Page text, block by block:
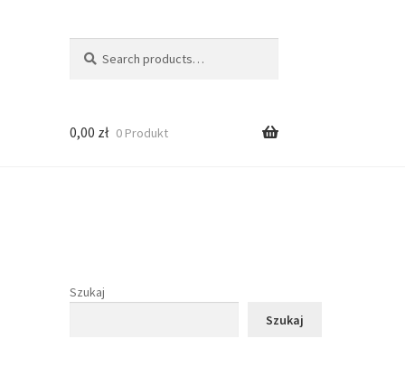
for:
0,00 zł 0 Produkt
Szukaj
Szukaj